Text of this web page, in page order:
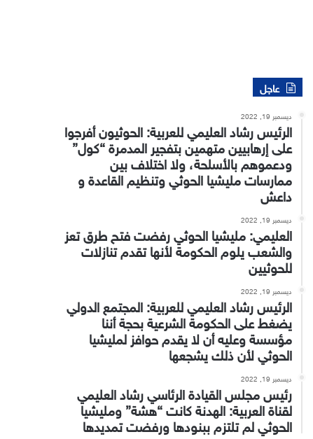
عاجل
ديسمبر 19, 2022
الرئيس رشاد العليمي للعربية: الحوثيون أفرجوا
على إرهابيين متهمين بتفجير المدمرة “كول”
ودعموهم بالأسلحة، ولا اختلاف بين
ممارسات مليشيا الحوثي وتنظيم القاعدة و
داعش
ديسمبر 19, 2022
العليمي: مليشيا الحوثي رفضت فتح طرق تعز
والشعب يلوم الحكومة لأنها تقدم تنازلات
للحوثيين
ديسمبر 19, 2022
الرئيس رشاد العليمي للعربية: المجتمع الدولي
يضغط على الحكومة الشرعية بحجة أننا
مؤسسة وعليه أن لا يقدم حوافز لمليشيا
الحوثي لأن ذلك يشجعها
ديسمبر 19, 2022
رئيس مجلس القيادة الرئاسي رشاد العليمي
لقناة العربية: الهدنة كانت “هشة” ومليشيا
الحوثي لم تلتزم ببنودها ورفضت تمديدها